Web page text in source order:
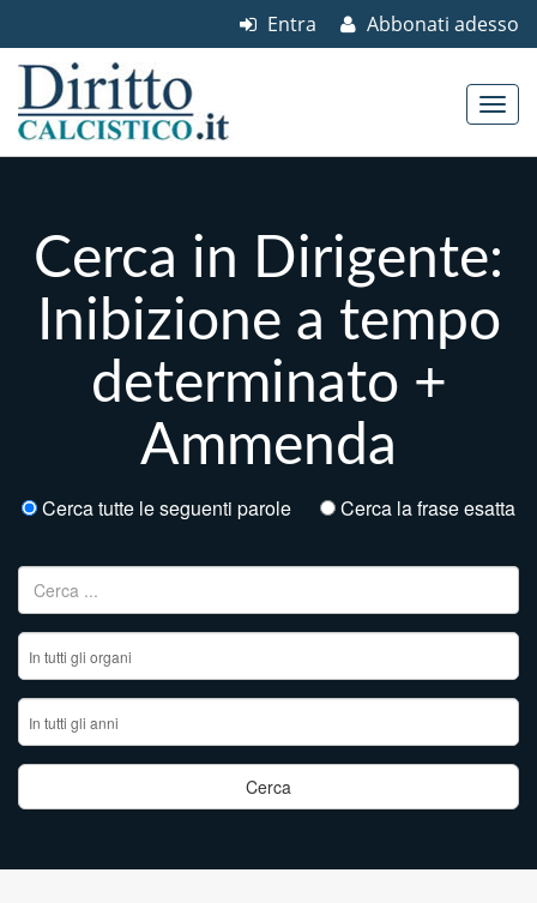
Abbonati adesso
Entra
Cerca in Dirigente:
Inibizione a tempo
determinato +
Ammenda
Cerca tutte le seguenti parole Cerca la frase esatta
Ricerca per: